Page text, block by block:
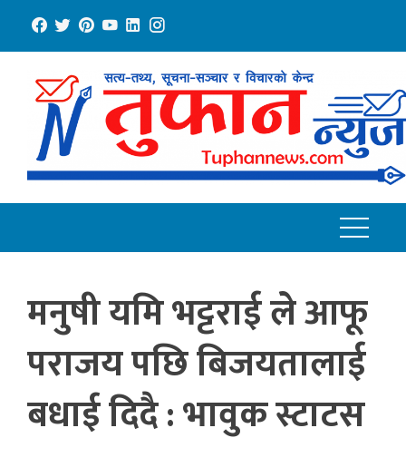
content
मनुषी यमि भट्टराई ले आफू
पराजय पछि बिजयतालाई
बधाई दिदै : भावुक स्टाटस